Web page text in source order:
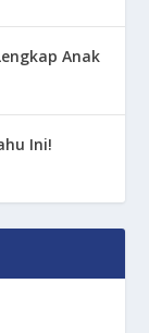
Anak
Ini!